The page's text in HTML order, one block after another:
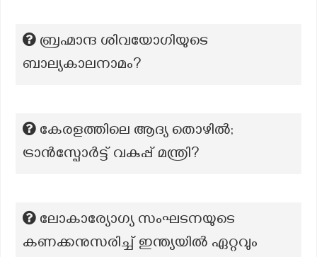
ബ്രഹ്മാന്ദ ശിവയോഗിയുടെ
ബാല്യകാലനാമം?
കേരളത്തിലെ ആദ്യ തൊഴിൽ;
ട്രാൻസ്പോർട്ട് വകുപ്പ് മന്ത്രി?
ലോകാര്യോഗ്യ സംഘടനയുടെ
കണക്കനുസരിച്ച് ഇന്ത്യയില്‍ ഏറ്റവും